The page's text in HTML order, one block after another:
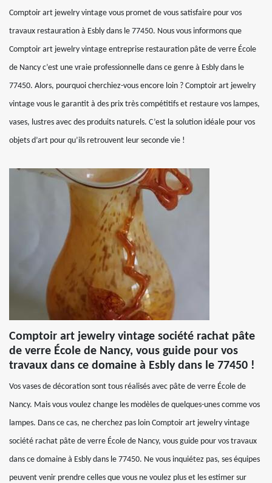
Comptoir art jewelry vintage vous promet de vous satisfaire pour vos
travaux restauration à Esbly dans le 77450. Nous vous informons que
Comptoir art jewelry vintage entreprise restauration pâte de verre École
de Nancy c’est une vraie professionnelle dans ce genre à Esbly dans le
77450. Alors, pourquoi cherchiez-vous encore loin ? Comptoir art jewelry
vintage vous le garantit à des prix très compétitifs et restaure vos lampes,
vases, lustres avec des produits naturels. C’est la solution idéale pour vos
objets d’art pour qu’ils retrouvent leur seconde vie !
Comptoir art jewelry vintage société rachat pâte
de verre École de Nancy, vous guide pour vos
travaux dans ce domaine à Esbly dans le 77450 !
Vos vases de décoration sont tous réalisés avec pâte de verre École de
Nancy. Mais vous voulez change les modèles de quelques-unes comme vos
lampes. Dans ce cas, ne cherchez pas loin Comptoir art jewelry vintage
société rachat pâte de verre École de Nancy, vous guide pour vos travaux
dans ce domaine à Esbly dans le 77450. Ne vous inquiétez pas, ses équipes
peuvent venir prendre celles que vous ne voulez plus et les estimer sur